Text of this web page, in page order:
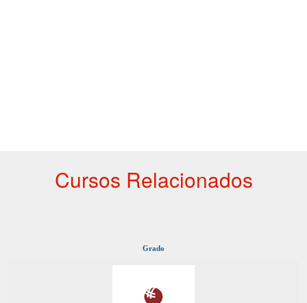
Cursos Relacionados
Grado